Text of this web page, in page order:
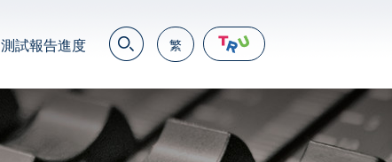
繁
繁
简
測試報告進度